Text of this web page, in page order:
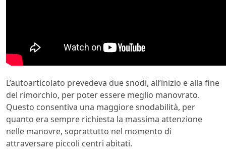
L’autoarticolato prevedeva due snodi, all’inizio e alla fine
del rimorchio, per poter essere meglio manovrato.
Questo consentiva una maggiore snodabilità, per
quanto era sempre richiesta la massima attenzione
nelle manovre, soprattutto nel momento di
attraversare piccoli centri abitati.